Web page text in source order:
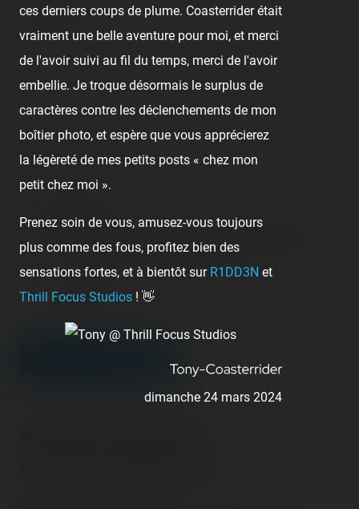
Comment
Nom/prénom
Nous vous demandons de fournir une véritable adresse e-mail
afin de pouvoir gérer votre propre commentaire ultérieurement.
ces derniers coups de plume. Coasterrider était
vraiment une belle aventure pour moi, et merci
de l'avoir suivi au fil du temps, merci de l'avoir
embellie. Je troque désormais le surplus de
caractères contre les déclenchements de mon
boîtier photo, et espère que vous apprécierez
la légèreté de mes petits posts « chez mon
petit chez moi ».
Prenez soin de vous, amusez-vous toujours
plus comme des fous, profitez bien des
sensations fortes, et à bientôt sur R1DD3N et
Thrill Focus Studios ! 👋
dimanche 24 mars 2024